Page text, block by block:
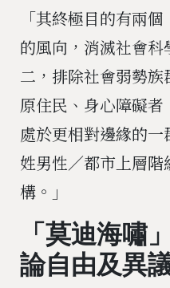
「其終極目的有兩
的風向，消滅社會科
二，排除社會弱勢族
原住民、身心障礙
處於更相對邊緣的
姓男性／都市上層
構。」
「莫迪海嘯
論自由及異